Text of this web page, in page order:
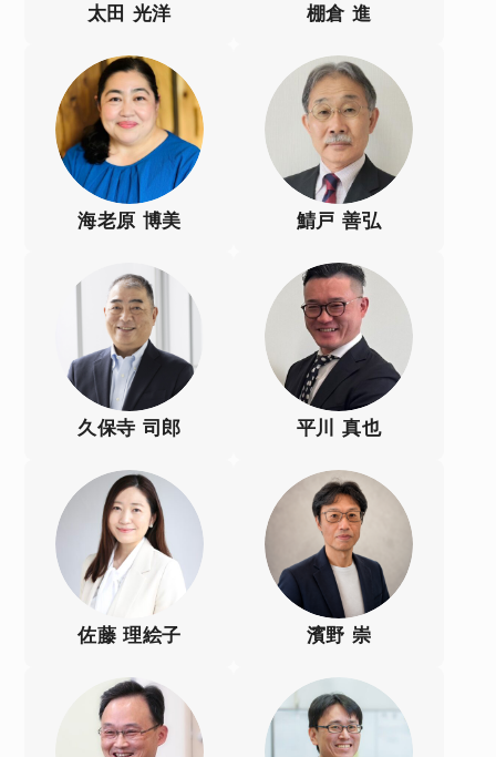
太田 光洋 棚倉 進
海老原 博美 鯖戸 善弘
久保寺 司郎 平川 真也
佐藤 理絵子 濱野 崇